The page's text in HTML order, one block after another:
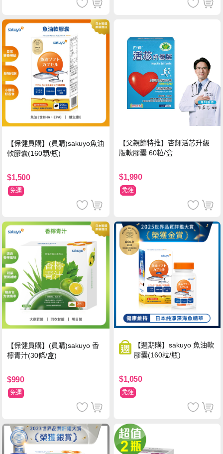
【保健員購】(員購)sakuyo魚油
軟膠囊(160顆/瓶)
$1,500
免運
【父親節特推】杏輝活芯升級
版軟膠囊 60粒/盒
$1,990
免運
【保健員購】(員購)sakuyo 香
檸青汁(30條/盒)
$990
免運
【週期購】sakuyo 魚油軟
膠囊(160粒/瓶)
$1,050
免運